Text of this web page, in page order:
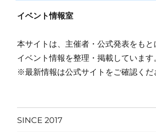
イベント情報室
本サイトは、主催者・公式発表をもと
イベント情報を整理・掲載しています
※最新情報は公式サイトをご確認くだ
SINCE 2017